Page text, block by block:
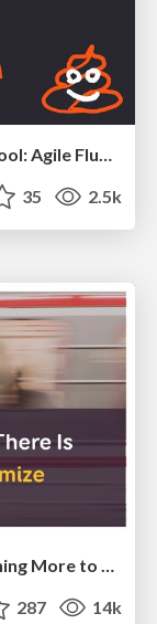
Creating an realtime collaboration tool: Agile Flush - .NET Oxford
35 2.5k
Cheating the UX When There Is Nothing More to Optimize - PixelPioneers
287 14k